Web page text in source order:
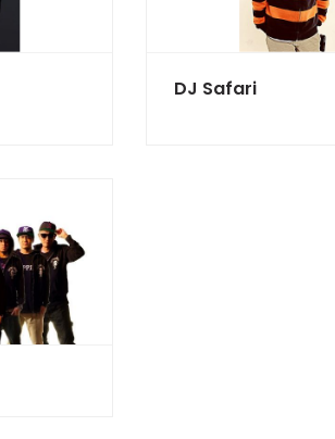
DJ Safari